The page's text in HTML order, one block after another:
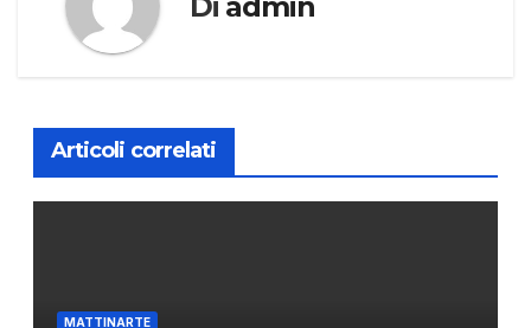
Articoli correlati
MATTINARTE